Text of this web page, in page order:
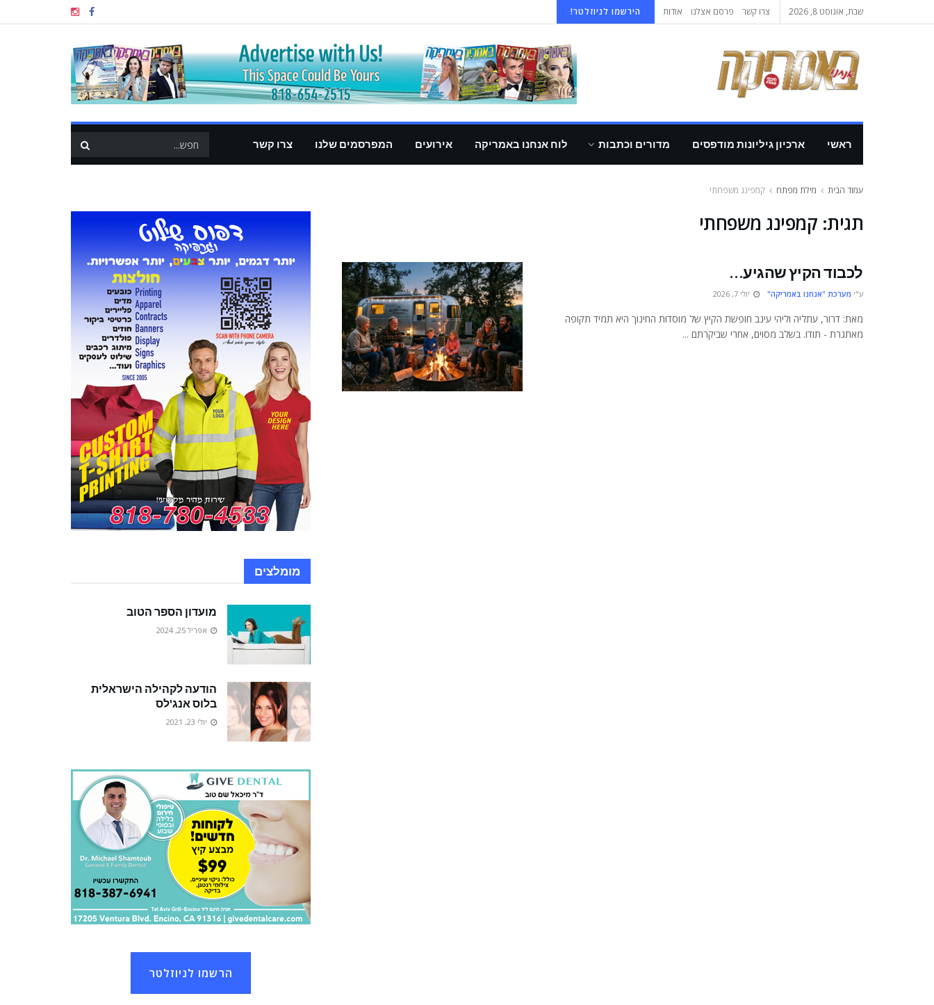
שבת, אוגוסט 8, 2026 צרו קשר פרסם אצלנו אודות הירשמו לניוזלטר!
ראשי ארכיון גיליונות מודפסים מדורים וכתבות לוח אנחנו באמריקה אירועים המפרסמים שלנו צרו קשר
עמוד הבית מילת מפתח קמפינג משפחתי
תגית: קמפינג משפחתי
לכבוד הקיץ שהגיע…
ע"י מערכת "אנחנו באמריקה" יולי 7, 2026
מאת: דרור, עתליה וליהי עינב חופשת הקיץ של מוסדות החינוך היא תמיד תקופה
מאתגרת - תודו. בשלב מסוים, אחרי שביקרתם ...
מומלצים
מועדון הספר הטוב
אפריל 25, 2024
הודעה לקהילה הישראלית
בלוס אנג'לס
יולי 23, 2021
הרשמו לניוזלטר